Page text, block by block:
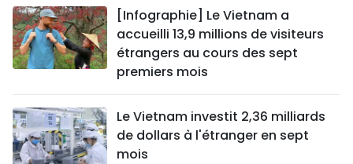
[Infographie] Le Vietnam a
accueilli 13,9 millions de visiteurs
étrangers au cours des sept
premiers mois
Le Vietnam investit 2,36 milliards
de dollars à l'étranger en sept
mois